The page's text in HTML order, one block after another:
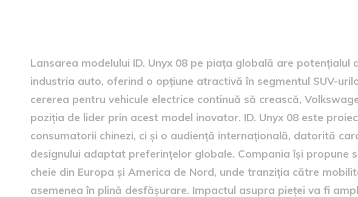
Lansarea modelului ID. Unyx 08 pe piața globală are potențialul
industria auto, oferind o opțiune atractivă în segmentul SUV-
cererea pentru vehicule electrice continuă să crească,
poziția de lider prin acest model inovator. ID. Unyx 08 este
consumatorii chinezi, ci și o audiență internațională, datorită
designului adaptat preferințelor globale. Compania își propune
cheie din Europa și America de Nord, unde tranziția către
asemenea în plină desfășurare. Impactul asupra pieței va fi